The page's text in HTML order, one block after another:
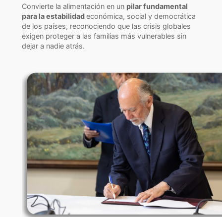
Convierte la alimentación en un pilar fundamental
para la estabilidadeconómica, social y democrática
de los países, reconociendo que las crisis globales
exigen proteger a las familias más vulnerables sin
dejar a nadie atrás.